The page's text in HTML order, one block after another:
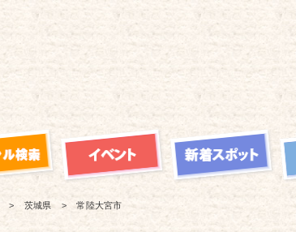
茨城県
常陸大宮市